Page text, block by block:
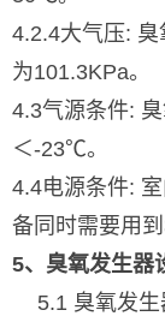
4.2.4大气压:
为101.3KPa。
4.3气源条件:
＜-23℃。
4.4电源条件:
备同时需要用
5、臭氧发生器
5.1 臭氧发